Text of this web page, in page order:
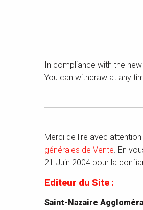
In compliance with the
You can withdraw at any
Merci de lire avec
générales de Vente. En
21 Juin 2004 pour la
Editeur du Site :
Saint-Nazaire